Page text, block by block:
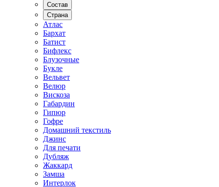
Состав
Страна
Атлас
Бархат
Батист
Бифлекс
Блузочные
Букле
Вельвет
Велюр
Вискоза
Габардин
Гипюр
Гофре
Домашний текстиль
Джинс
Для печати
Дубляж
Жаккард
Замша
Интерлок